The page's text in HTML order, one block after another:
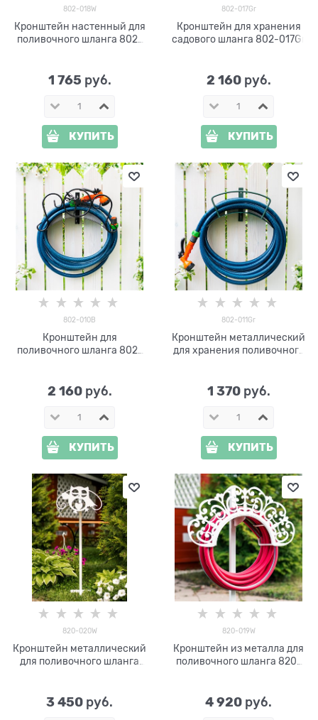
802-018W
Кронштейн настенный для
поливочного шланга 802-
1 765 руб.
КУПИТЬ
802-017Gr
Кронштейн для хранения
садового шланга 802-017Gr
2 160 руб.
КУПИТЬ
802-010B
Кронштейн для
поливочного шланга 802-
2 160 руб.
КУПИТЬ
802-011Gr
Кронштейн металлический
для хранения поливочного
1 370 руб.
КУПИТЬ
820-020W
Кронштейн металлический
для поливочного шланга
3 450 руб.
820-019W
Кронштейн из металла для
поливочного шланга 820-
4 920 руб.